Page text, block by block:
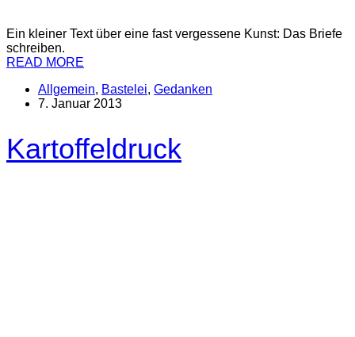
Ein kleiner Text über eine fast vergessene Kunst: Das Briefe
schreiben.
READ MORE
Allgemein, Bastelei, Gedanken
7. Januar 2013
Kartoffeldruck